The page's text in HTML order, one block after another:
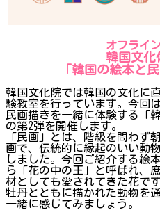
オフライ
韓国文化
「韓国の絵本と
韓国文化院では韓国の文化に
験教室を行っています。今回
民画描きを一緒に体験する「
の第2弾を開催します。
「民画」とは、階級を問わず
画で、伝統的に縁起のいい動
しました。今回ご紹介する絵
ら「花の中の王」と呼ばれ、
材としても愛されてきた花です
牡丹とともに描かれた動物を
一緒に感じてみましょう。